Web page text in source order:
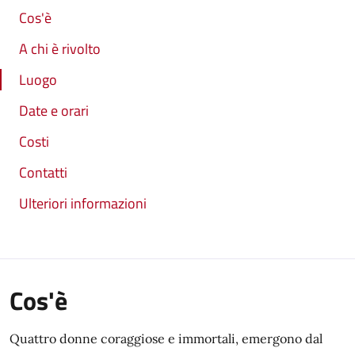
Cos'è
A chi è rivolto
Luogo
Date e orari
Costi
Contatti
Ulteriori informazioni
Cos'è
Quattro donne coraggiose e immortali, emergono dal